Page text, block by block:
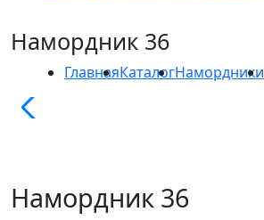
Намордник 36
ГлавнаяКаталогНамордники
Намордник 36